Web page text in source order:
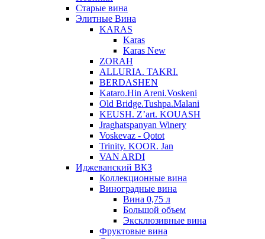
Старые вина
Элитные Вина
KARAS
Karas
Karas New
ZORAH
ALLURIA. TAKRI.
BERDASHEN
Kataro.Hin Areni.Voskeni
Old Bridge.Tushpa.Malani
KEUSH. Z’art. KOUASH
Jraghatspanyan Winery
Voskevaz - Qotot
Trinity. KOOR. Jan
VAN ARDI
Иджеванский ВКЗ
Коллекционные вина
Виноградные вина
Вина 0,75 л
Большой объем
Эксклюзивные вина
Фруктовые вина